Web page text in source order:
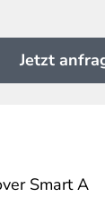
Jetzt
Smart A